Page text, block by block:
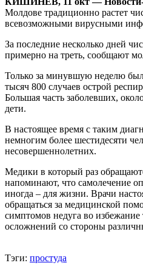
Молдове традиционно растет
всевозможными вирусными
За последние несколько дней
примерно на треть, сообщают
Только за минувшую неделю
тысяч 800 случаев острой
Большая часть заболевших,
дети.
В настоящее время с таким
немногим более шестидесяти
несовершеннолетних.
Медики в который раз
напоминают, что самолечение
иногда – для жизни. Врачи
обращаться за медицинской
симптомов недуга во
осложнений со стороны
Тэги: простуда